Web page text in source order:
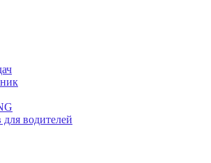
для водителей